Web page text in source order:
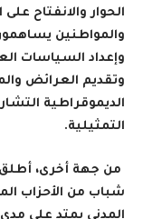
الحوار والانفتاح
والمواطنين يساهمون
وإعداد السياسات
وتقديم العرائض
الديموقراطية
التمثيلية.
من جهة أخرى، أطلق
شباب من الأحزاب
المدني يمتد على